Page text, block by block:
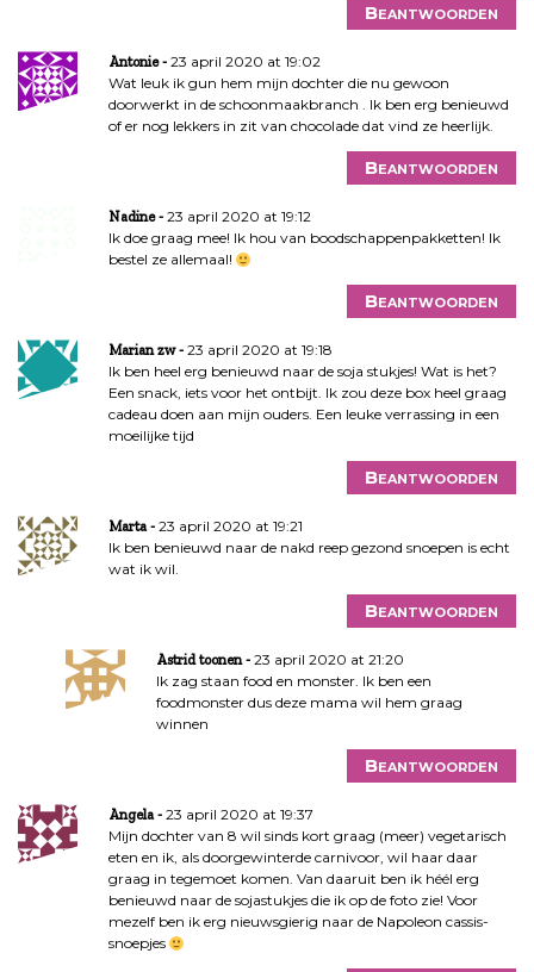
Beantwoorden
Antonie
23 april 2020 at 19:02
Wat leuk ik gun hem mijn dochter die nu gewoon
doorwerkt in de schoonmaakbranch . Ik ben erg benieuwd
of er nog lekkers in zit van chocolade dat vind ze heerlijk.
Beantwoorden
Nadine
23 april 2020 at 19:12
Ik doe graag mee! Ik hou van boodschappenpakketten! Ik
bestel ze allemaal!
Beantwoorden
Marian zw
23 april 2020 at 19:18
Ik ben heel erg benieuwd naar de soja stukjes! Wat is het?
Een snack, iets voor het ontbijt. Ik zou deze box heel graag
cadeau doen aan mijn ouders. Een leuke verrassing in een
moeilijke tijd
Beantwoorden
Marta
23 april 2020 at 19:21
Ik ben benieuwd naar de nakd reep gezond snoepen is echt
wat ik wil.
Beantwoorden
Astrid toonen
23 april 2020 at 21:20
Ik zag staan food en monster. Ik ben een
foodmonster dus deze mama wil hem graag
winnen
Beantwoorden
Angela
23 april 2020 at 19:37
Mijn dochter van 8 wil sinds kort graag (meer) vegetarisch
eten en ik, als doorgewinterde carnivoor, wil haar daar
graag in tegemoet komen. Van daaruit ben ik héél erg
benieuwd naar de sojastukjes die ik op de foto zie! Voor
mezelf ben ik erg nieuwsgierig naar de Napoleon cassis-
snoepjes